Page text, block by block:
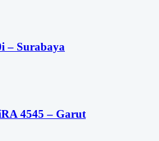
– Surabaya
4545 – Garut